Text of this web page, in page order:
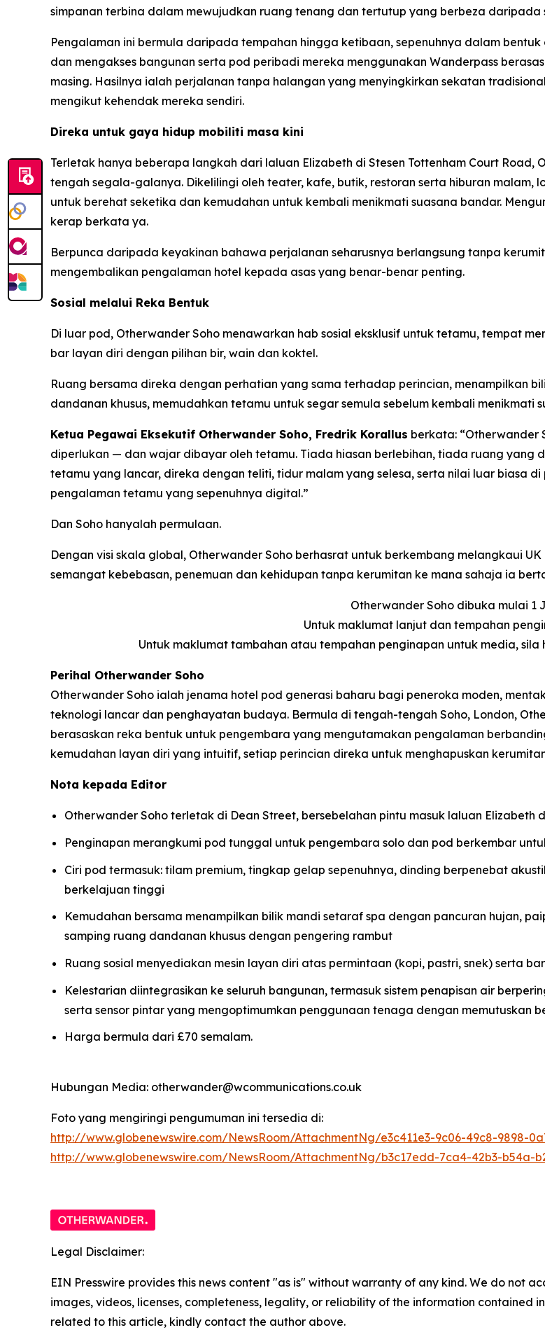
simpanan terbina dalam mewujudkan ruang tenang dan tertutup yang berbeza daripada
Pengalaman ini bermula daripada tempahan hingga ketibaan, sepenuhnya dalam
dan mengakses bangunan serta pod peribadi mereka menggunakan Wanderpass
masing. Hasilnya ialah perjalanan tanpa halangan yang menyingkirkan sekatan
mengikut kehendak mereka sendiri.
Direka untuk gaya hidup mobiliti masa kini
Terletak hanya beberapa langkah dari laluan Elizabeth di Stesen Tottenham Court
tengah segala-galanya. Dikelilingi oleh teater, kafe, butik, restoran serta hiburan malam,
untuk berehat seketika dan kemudahan untuk kembali menikmati suasana bandar.
kerap berkata ya.
Berpunca daripada keyakinan bahawa perjalanan seharusnya berlangsung tanpa
mengembalikan pengalaman hotel kepada asas yang benar-benar penting.
Sosial melalui Reka Bentuk
Di luar pod, Otherwander Soho menawarkan hab sosial eksklusif untuk tetamu, tempat
bar layan diri dengan pilihan bir, wain dan koktel.
Ruang bersama direka dengan perhatian yang sama terhadap perincian, menampilkan
dandanan khusus, memudahkan tetamu untuk segar semula sebelum kembali menikmati
Ketua Pegawai Eksekutif Otherwander Soho, Fredrik Korallus berkata: “Otherwander
diperlukan — dan wajar dibayar oleh tetamu. Tiada hiasan berlebihan, tiada ruang yang
tetamu yang lancar, direka dengan teliti, tidur malam yang selesa, serta nilai luar biasa
pengalaman tetamu yang sepenuhnya digital.”
Dan Soho hanyalah permulaan.
Dengan visi skala global, Otherwander Soho berhasrat untuk berkembang melangkaui
semangat kebebasan, penemuan dan kehidupan tanpa kerumitan ke mana sahaja ia
Otherwander Soho dibuka mulai 1
Untuk maklumat lanjut dan tempahan
Untuk maklumat tambahan atau tempahan penginapan untuk media, sila
Perihal Otherwander Soho
Otherwander Soho ialah jenama hotel pod generasi baharu bagi peneroka moden,
teknologi lancar dan penghayatan budaya. Bermula di tengah-tengah Soho, London,
berasaskan reka bentuk untuk pengembara yang mengutamakan pengalaman
kemudahan layan diri yang intuitif, setiap perincian direka untuk menghapuskan
Nota kepada Editor
Otherwander Soho terletak di Dean Street, bersebelahan pintu masuk laluan Elizabeth
Penginapan merangkumi pod tunggal untuk pengembara solo dan pod berkembar
Ciri pod termasuk: tilam premium, tingkap gelap sepenuhnya, dinding berpenebat
berkelajuan tinggi
Kemudahan bersama menampilkan bilik mandi setaraf spa dengan pancuran hujan,
samping ruang dandanan khusus dengan pengering rambut
Ruang sosial menyediakan mesin layan diri atas permintaan (kopi, pastri, snek) serta
Kelestarian diintegrasikan ke seluruh bangunan, termasuk sistem penapisan air
serta sensor pintar yang mengoptimumkan penggunaan tenaga dengan memutuskan
Harga bermula dari £70 semalam.
Hubungan Media: otherwander@wcommunications.co.uk
Foto yang mengiringi pengumuman ini tersedia di:
http://www.globenewswire.com/NewsRoom/AttachmentNg/e3c411e3-9c06-49c8-9898-
http://www.globenewswire.com/NewsRoom/AttachmentNg/b3c17edd-7ca4-42b3-b54a-
Legal Disclaimer:
EIN Presswire provides this news content "as is" without warranty of any kind. We do not
images, videos, licenses, completeness, legality, or reliability of the information contained
related to this article, kindly contact the author above.